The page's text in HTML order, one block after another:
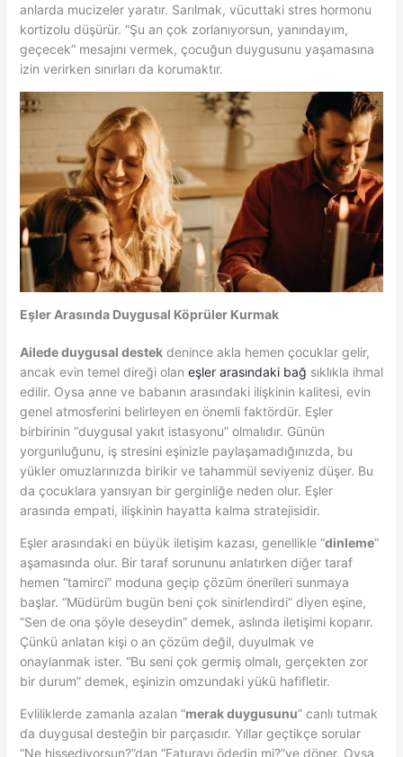
anlarda mucizeler yaratır. Sarılmak, vücuttaki stres hormonu
kortizolu düşürür. “Şu an çok zorlanıyorsun, yanındayım,
geçecek” mesajını vermek, çocuğun duygusunu yaşamasına
izin verirken sınırları da korumaktır.
Eşler Arasında Duygusal Köprüler Kurmak
Ailede duygusal destekdenince akla hemen çocuklar gelir,
ancak evin temel direği olan eşler arasındaki bağ sıklıkla ihmal
edilir. Oysa anne ve babanın arasındaki ilişkinin kalitesi, evin
genel atmosferini belirleyen en önemli faktördür. Eşler
birbirinin “duygusal yakıt istasyonu” olmalıdır. Günün
yorgunluğunu, iş stresini eşinizle paylaşamadığınızda, bu
yükler omuzlarınızda birikir ve tahammül seviyeniz düşer. Bu
da çocuklara yansıyan bir gerginliğe neden olur. Eşler
arasında empati, ilişkinin hayatta kalma stratejisidir.
Eşler arasındaki en büyük iletişim kazası, genellikle “dinleme”
aşamasında olur. Bir taraf sorununu anlatırken diğer taraf
hemen “tamirci” moduna geçip çözüm önerileri sunmaya
başlar. “Müdürüm bugün beni çok sinirlendirdi” diyen eşine,
“Sen de ona şöyle deseydin” demek, aslında iletişimi koparır.
Çünkü anlatan kişi o an çözüm değil, duyulmak ve
onaylanmak ister. “Bu seni çok germiş olmalı, gerçekten zor
bir durum” demek, eşinizin omzundaki yükü hafifletir.
Evliliklerde zamanla azalan “merak duygusunu” canlı tutmak
da duygusal desteğin bir parçasıdır. Yıllar geçtikçe sorular
“Ne hissediyorsun?”dan “Faturayı ödedin mi?”ye döner. Oysa